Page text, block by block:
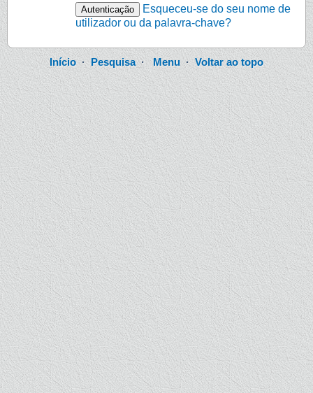
Esqueceu-se do seu nome de
utilizador ou da palavra-chave?
Início· Pesquisa·Menu ·Voltar ao topo